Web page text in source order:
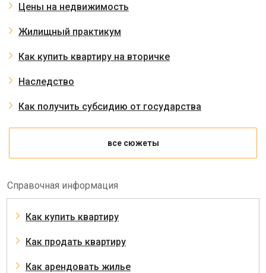
Цены на недвижимость
Жилищный практикум
Как купить квартиру на вторичке
Наследство
Как получить субсидию от государства
все сюжеты
Справочная информация
Как купить квартиру
Как продать квартиру
Как арендовать жилье